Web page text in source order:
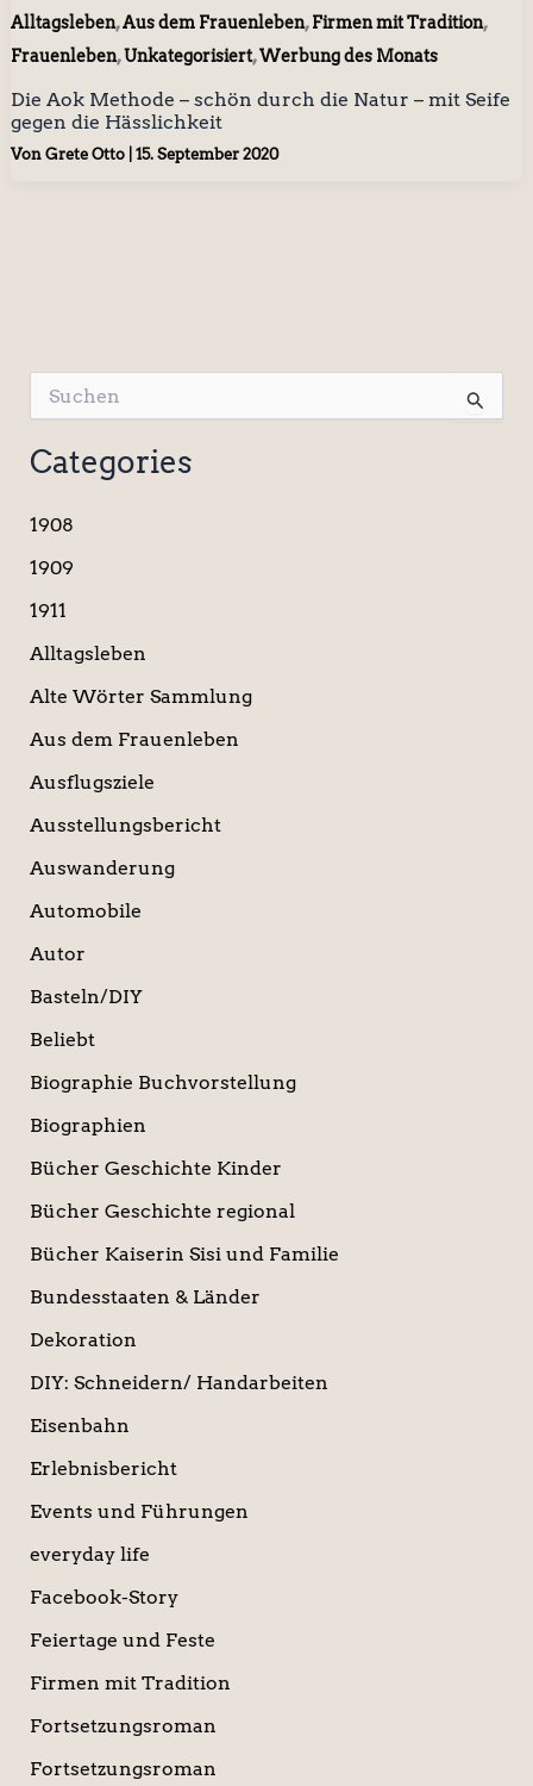
Alltagsleben,Aus dem Frauenleben,Firmen mit Tradition,
Frauenleben,Unkategorisiert,Werbung des Monats
Die Aok Methode – schön durch die Natur – mit Seife
gegen die Hässlichkeit
Von Grete Otto 15. September 2020
u
c
h
n
a
h
Categories
1908
1909
1911
Alltagsleben
Alte Wörter Sammlung
Aus dem Frauenleben
Ausflugsziele
Ausstellungsbericht
Auswanderung
Automobile
Autor
Basteln/DIY
Beliebt
Biographie Buchvorstellung
Biographien
Bücher Geschichte Kinder
Bücher Geschichte regional
Bücher Kaiserin Sisi und Familie
Bundesstaaten & Länder
Dekoration
DIY: Schneidern/ Handarbeiten
Eisenbahn
Erlebnisbericht
Events und Führungen
everyday life
Facebook-Story
Feiertage und Feste
Firmen mit Tradition
Fortsetzungsroman
Fortsetzungsroman